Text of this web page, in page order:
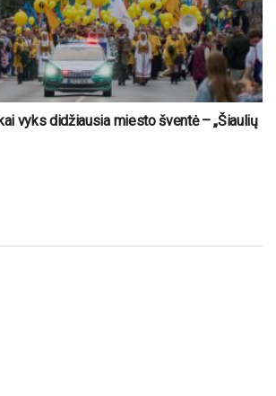
vyks didžiausia miesto šventė – „Šiaulių